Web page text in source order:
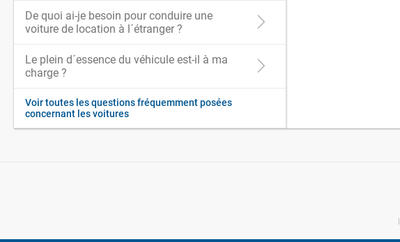
De quoi ai-je besoin pour conduire une
voiture de location à l´étranger ?
Le plein d´essence du véhicule est-il à ma
charge ?
Voir toutes les questions fréquemment posées
concernant les voitures